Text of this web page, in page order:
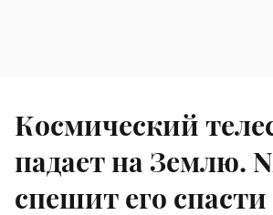
Космический
падает на Землю.
спешит его спасти